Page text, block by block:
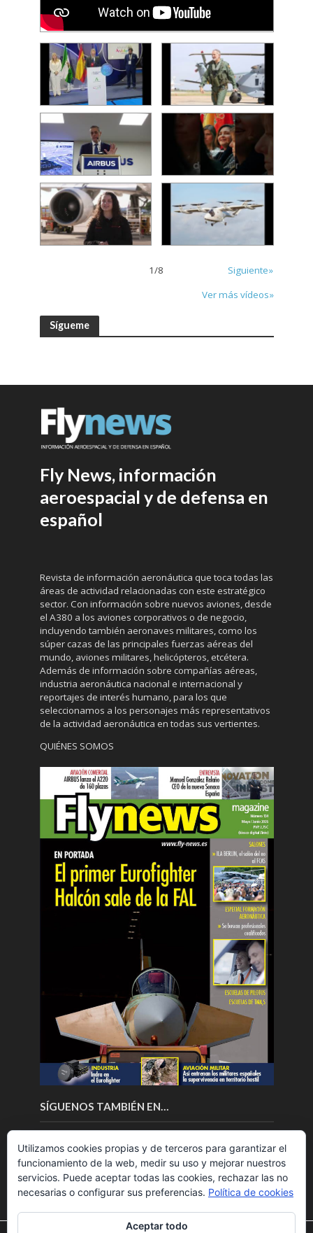
1/8
Siguiente»
Ver más vídeos»
Sígueme
Fly News, información
aeroespacial y de defensa en
español
Revista de información aeronáutica que toca todas las
áreas de actividad relacionadas con este estratégico
sector. Con información sobre nuevos aviones, desde
el A380 a los aviones corporativos o de negocio,
incluyendo también aeronaves militares, como los
súper cazas de las principales fuerzas aéreas del
mundo, aviones militares, helicópteros, etcétera.
Además de información sobre compañías aéreas,
industria aeronáutica nacional e internacional y
reportajes de interés humano, para los que
seleccionamos a los personajes más representativos
de la actividad aeronáutica en todas sus vertientes.
QUIÉNES SOMOS
SÍGUENOS TAMBIÉN EN…
Utilizamos cookies propias y de terceros para garantizar el
funcionamiento de la web, medir su uso y mejorar nuestros
servicios. Puede aceptar todas las cookies, rechazar las no
necesarias o configurar sus preferencias. Política de cookies
Aceptar todo